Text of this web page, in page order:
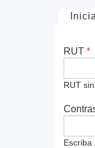
RUT *
RUT
Escriba